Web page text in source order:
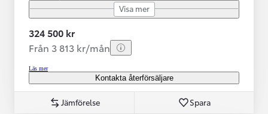
Visa mer
324 500 kr
Från 3 813 kr/mån
Läs mer
Kontakta återförsäljare
Jämförelse Spara